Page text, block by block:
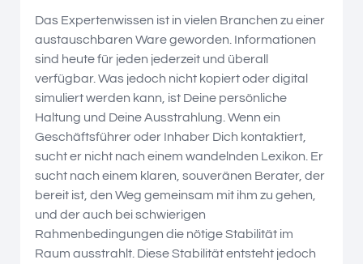
Das Expertenwissen ist in vielen Branchen zu einer
austauschbaren Ware geworden. Informationen
sind heute für jeden jederzeit und überall
verfügbar. Was jedoch nicht kopiert oder digital
simuliert werden kann, ist Deine persönliche
Haltung und Deine Ausstrahlung. Wenn ein
Geschäftsführer oder Inhaber Dich kontaktiert,
sucht er nicht nach einem wandelnden Lexikon. Er
sucht nach einem klaren, souveränen Berater, der
bereit ist, den Weg gemeinsam mit ihm zu gehen,
und der auch bei schwierigen
Rahmenbedingungen die nötige Stabilität im
Raum ausstrahlt. Diese Stabilität entsteht jedoch